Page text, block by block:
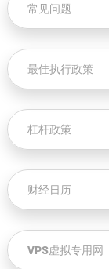
常见问题
最佳执行政策
杠杆政策
财经日历
VPS虚拟专用网